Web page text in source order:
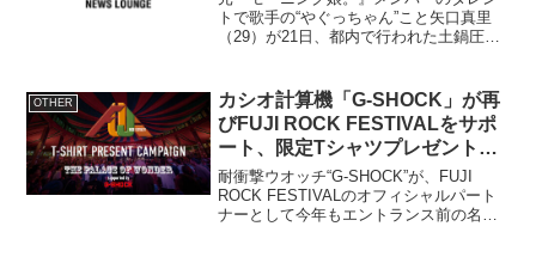
トで歌手の“やぐっちゃん”こと矢口真里
（29）が21日、都内で行われた土鍋圧力
登場。イベント出演の度に聞かれる子作
りに関して、「...
OTHER
カシオ計算機「G-SHOCK」が再
びFUJI ROCK FESTIVALをサポ
ート、限定Tシャツプレゼントキ
ャンペーンも実施
耐衝撃ウオッチ“G-SHOCK”が、FUJI
ROCK FESTIVALのオフィシャルパート
ナーとして今年もエントランス前の名物